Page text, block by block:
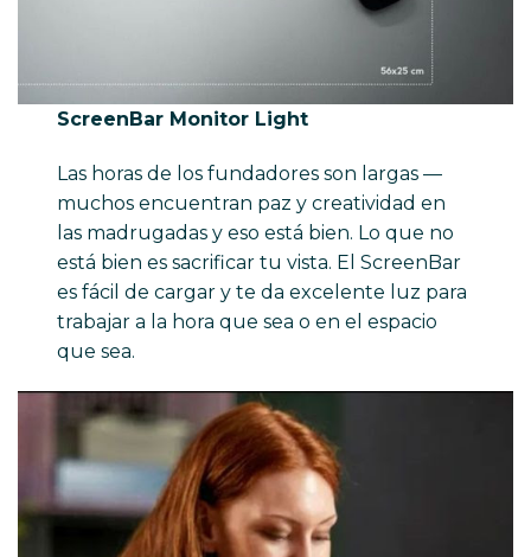
ScreenBar Monitor Light
Las horas de los fundadores son largas —
muchos encuentran paz y creatividad en
las madrugadas y eso está bien. Lo que no
está bien es sacrificar tu vista. El ScreenBar
es fácil de cargar y te da excelente luz para
trabajar a la hora que sea o en el espacio
que sea.